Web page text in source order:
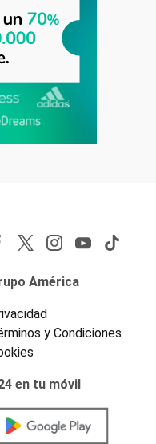
América
y Condiciones
en tu móvil